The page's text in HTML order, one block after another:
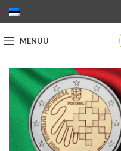
MENÜÜ